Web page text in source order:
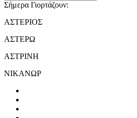
Σήμερα Γιορτάζουν:
ΑΣΤΕΡΙΟΣ
ΑΣΤΕΡΩ
ΑΣΤΡΙΝΗ
ΝΙΚΑΝΩΡ